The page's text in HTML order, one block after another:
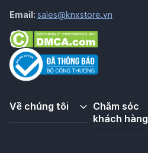
Email: sales@knxstore.vn
Về chúng tôi
Chăm sóc
khách hàng